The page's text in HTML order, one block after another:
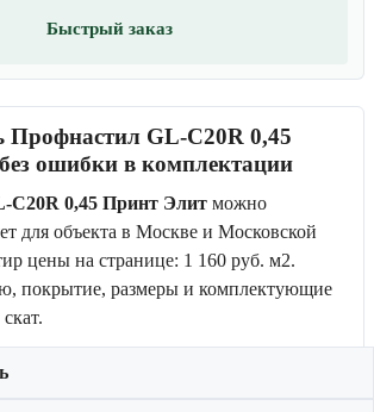
Быстрый заказ
Профнастил GL-С20R 0,45
ошибки в комплектации
С20R 0,45 Принт Элит можно
для объекта в Москве и Московской
цены на странице: 1 160 руб. м2.
покрытие, размеры и комплектующие